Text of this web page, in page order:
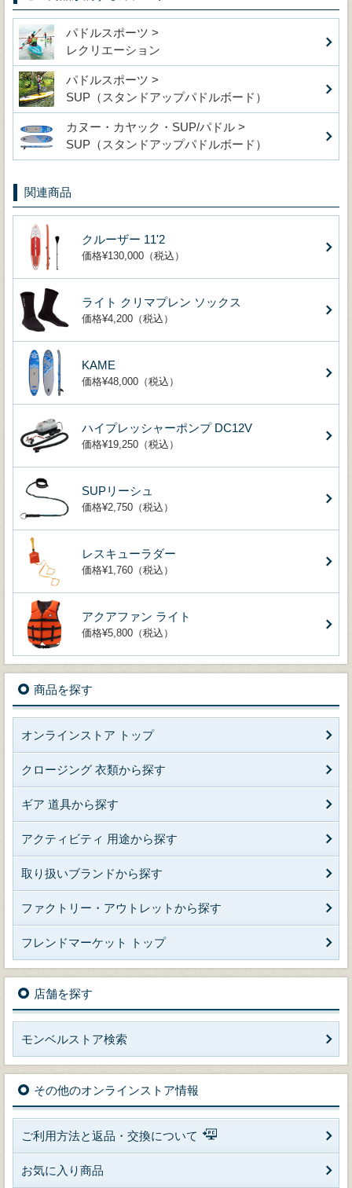
パドルスポーツ >
レクリエーション
パドルスポーツ >
SUP（スタンドアップパドルボード）
カヌー・カヤック・SUP/パドル >
SUP（スタンドアップパドルボード）
関連商品
クルーザー 11'2
価格¥130,000（税込）
ライト クリマプレン ソックス
価格¥4,200（税込）
KAME
価格¥48,000（税込）
ハイプレッシャーポンプ DC12V
価格¥19,250（税込）
SUPリーシュ
価格¥2,750（税込）
レスキューラダー
価格¥1,760（税込）
アクアファン ライト
価格¥5,800（税込）
商品を探す
オンラインストア トップ
クロージング 衣類から探す
ギア 道具から探す
アクティビティ 用途から探す
取り扱いブランドから探す
ファクトリー・アウトレットから探す
フレンドマーケット トップ
店舗を探す
モンベルストア検索
その他のオンラインストア情報
ご利用方法と返品・交換について
お気に入り商品